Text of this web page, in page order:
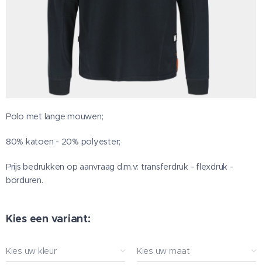
Polo met lange mouwen;
80% katoen - 20% polyester;
Prijs bedrukken op aanvraag d.m.v: transferdruk - flexdruk -
borduren.
Kies een variant:
Kies uw kleur Kies uw maat